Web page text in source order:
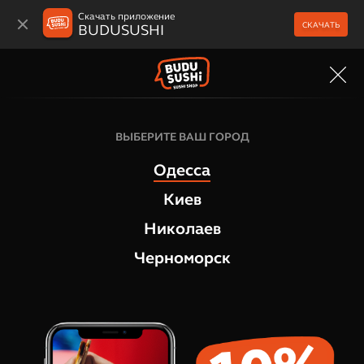
Скачать приложение
BUDUSUSHI СКАЧАТЬ
ВЫБЕРИТЕ ВАШ ГОРОД
Одесса
Киев
Николаев
Черноморск